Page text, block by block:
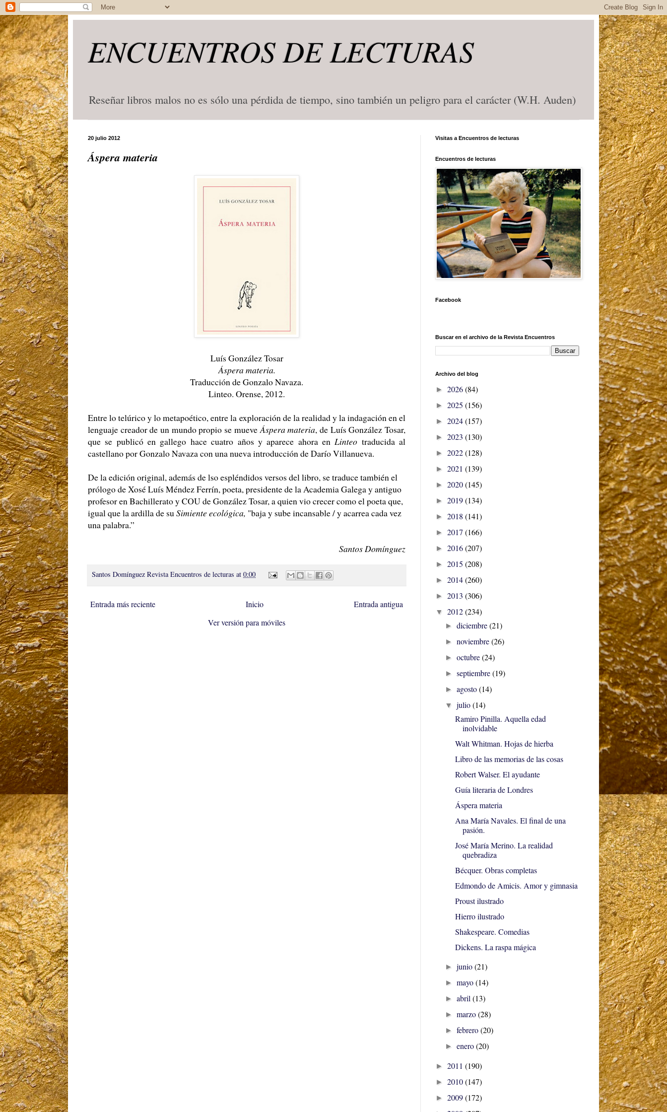
ENCUENTROS DE LECTURAS
Reseñar libros malos no es sólo una pérdida de tiempo, sino también un peligro para el carácter (W.H. Auden)
20 julio 2012
Áspera materia
Luís González Tosar
Áspera materia.
Traducción de Gonzalo Navaza.
Linteo. Orense, 2012.
Entre lo telúrico y lo metapoético, entre la exploración de la realidad y la indagación en el
lenguaje creador de un mundo propio se mueveÁspera materia, de Luís González Tosar,
que se publicó en gallego hace cuatro años y aparece ahora enLinteo traducida al
castellano por Gonzalo Navaza con una nueva introducción de Darío Villanueva.
De la edición original, además de lso espléndidos versos del libro, se traduce también el
prólogo de Xosé Luís Méndez Ferrín, poeta, presidente de la Academia Galega y antiguo
profesor en Bachillerato y COU de González Tosar, a quien vio crecer como el poeta que,
igual que la ardilla de suSimiente ecológica, "baja y sube incansable / y acarrea cada vez
una palabra.”
Santos Domínguez
Santos Domínguez Revista Encuentros de lecturas at 0:00
Entrada más reciente Entrada antigua
Inicio
Ver versión para móviles
Visitas a Encuentros de lecturas
Encuentros de lecturas
Facebook
Buscar en el archivo de la Revista Encuentros
Archivo del blog
► 2026(84)
► 2025 (156)
► 2024(157)
► 2023 (130)
► 2022(128)
► 2021 (139)
► 2020(145)
► 2019(134)
► 2018 (141)
► 2017 (166)
► 2016(207)
► 2015 (208)
► 2014(260)
► 2013 (306)
▼ 2012(234)
►diciembre(21)
►noviembre(26)
►octubre(24)
►septiembre(19)
►agosto(14)
▼julio(14)
Ramiro Pinilla. Aquella edad
inolvidable
Walt Whitman. Hojas de hierba
Libro de las memorias de las cosas
Robert Walser. El ayudante
Guía literaria de Londres
Áspera materia
Ana María Navales. El final de una
pasión.
José María Merino. La realidad
quebradiza
Bécquer. Obras completas
Edmondo de Amicis. Amor y gimnasia
Proust ilustrado
Hierro ilustrado
Shakespeare. Comedias
Dickens. La raspa mágica
►junio(21)
►mayo(14)
►abril(13)
►marzo(28)
►febrero(20)
►enero(20)
► 2011 (190)
► 2010(147)
► 2009(172)